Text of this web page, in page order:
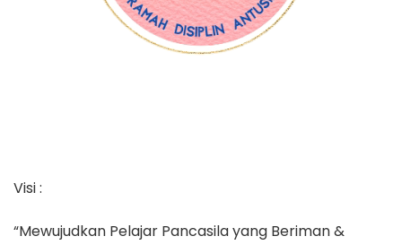
Visi :
“Mewujudkan Pelajar Pancasila yang Beriman &